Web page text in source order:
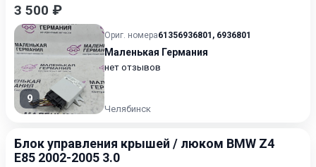
3 500 ₽
9
Ориг. номера61356936801 , 6936801
Маленькая Германия
нет отзывов
Челябинск
Блок управления крышей / люком BMW Z4
E85 2002-2005 3.0